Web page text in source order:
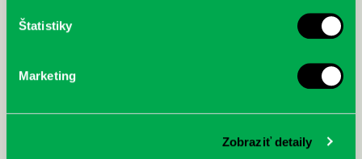
Štatistiky
Marketing
Zobraziť detaily
ponuke petržalskej knižnice
Máme skvelé správy pre všetkých milovníkov kníh a príbehov!